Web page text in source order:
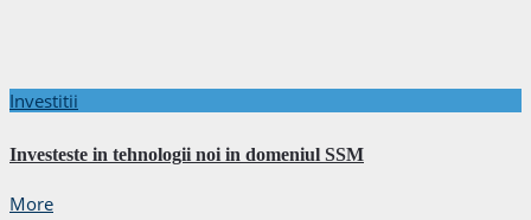
Investitii
Investeste in tehnologii noi in domeniul SSM
More